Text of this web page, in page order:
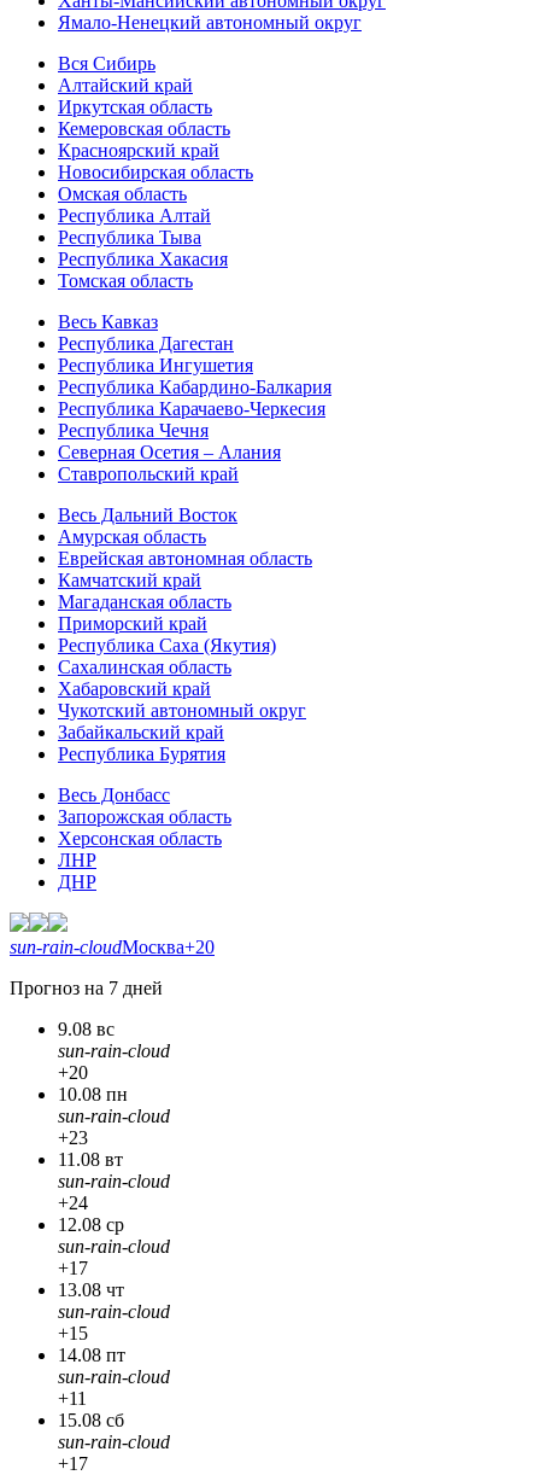
Ямало-Ненецкий автономный округ
Вся Сибирь
Алтайский край
Иркутская область
Кемеровская область
Красноярский край
Новосибирская область
Омская область
Республика Алтай
Республика Тыва
Республика Хакасия
Томская область
Весь Кавказ
Республика Дагестан
Республика Ингушетия
Республика Кабардино-Балкария
Республика Карачаево-Черкесия
Республика Чечня
Северная Осетия – Алания
Ставропольский край
Весь Дальний Восток
Амурская область
Еврейская автономная область
Камчатский край
Магаданская область
Приморский край
Республика Саха (Якутия)
Сахалинская область
Хабаровский край
Чукотский автономный округ
Забайкальский край
Республика Бурятия
Весь Донбасс
Запорожская область
Херсонская область
ЛНР
ДНР
sun-rain-cloudМосква+20
Прогноз на 7 дней
9.08 вс
sun-rain-cloud
+20
10.08 пн
sun-rain-cloud
+23
11.08 вт
sun-rain-cloud
+24
12.08 ср
sun-rain-cloud
+17
13.08 чт
sun-rain-cloud
+15
14.08 пт
sun-rain-cloud
+11
15.08 сб
sun-rain-cloud
+17